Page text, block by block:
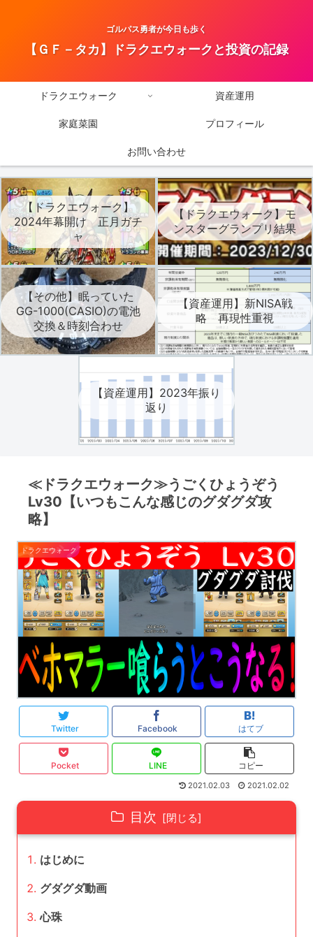
ゴルパス勇者が今日も歩く
【ＧＦ－タカ】ドラクエウォークと投資の記録
ドラクエウォーク 資産運用
家庭菜園 プロフィール
お問い合わせ
【ドラクエウォーク】
2024年幕開け 正月ガチ
ャ
【ドラクエウォーク】モ
ンスターグランプリ結果
【その他】眠っていた
GG-1000(CASIO)の電池
交換＆時刻合わせ
【資産運用】新NISA戦
略 再現性重視
【資産運用】2023年振り
返り
≪ドラクエウォーク≫うごくひょうぞう
Lv30【いつもこんな感じのグダグダ攻
略】
ドラクエウォーク
Twitter Facebook はてブ
Pocket LINE コピー
2021.02.03 2021.02.02
目次
はじめに
グダグダ動画
心珠